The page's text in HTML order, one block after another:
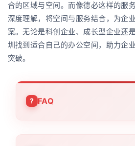
合的区域与空间。而像德必这样的服
深度理解，将空间与服务结合，为企
案。无论是科创企业、成长型企业还
圳找到适合自己的办公空间，助力企
突破。
FAQ